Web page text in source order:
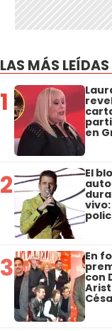
LAS MÁS LEÍDAS
1
en
2 El
3 En
con